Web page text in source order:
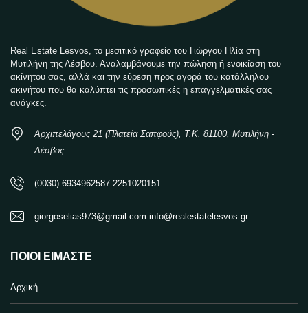
Real Estate Lesvos, το μεσιτικό γραφείο του Γιώργου Ηλία στη
Μυτιλήνη της Λέσβου. Αναλαμβάνουμε την πώληση ή ενοικίαση του
ακίνητου σας, αλλά και την εύρεση προς αγορά του κατάλληλου
ακινήτου που θα καλύπτει τις προσωπικές η επαγγελματικές σας
ανάγκες.
Αρχιπελάγους 21 (Πλατεία Σαπφούς), Τ.Κ. 81100, Μυτιλήνη -
Λέσβος
(0030) 6934962587 2251020151
giorgoselias973@gmail.com info@realestatelesvos.gr
ΠΟΙΟΙ ΕΊΜΑΣΤΕ
Αρχική